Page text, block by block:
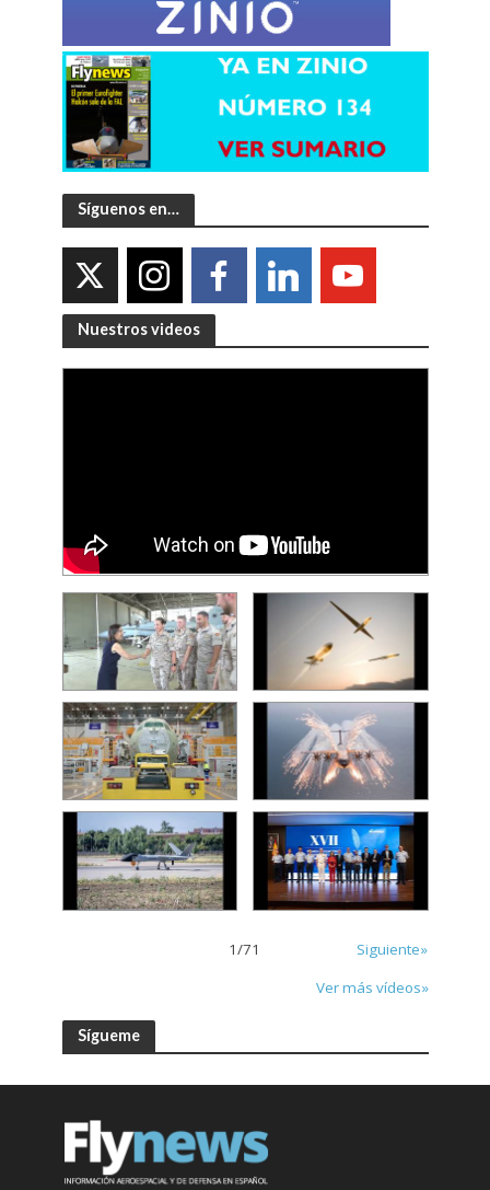
Síguenos en…
Nuestros videos
1/71
Siguiente»
Ver más vídeos»
Sígueme